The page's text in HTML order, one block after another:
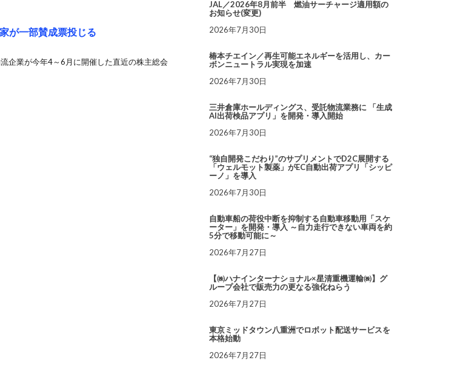
が一部賛成票投じる
企業が今年4～6月に開催した直近の株主総会
JAL／2026年8月前半 燃油サーチャージ適用額の
お知らせ(変更)
2026年7月30日
椿本チエイン／再生可能エネルギーを活用し、カー
ボンニュートラル実現を加速
2026年7月30日
三井倉庫ホールディングス、受託物流業務に 「生成
AI出荷検品アプリ」を開発・導入開始
2026年7月30日
“独自開発こだわり”のサプリメントでD2C展開する
「ウェルモット製薬」がEC自動出荷アプリ「シッピ
ーノ」を導入
2026年7月30日
自動車船の荷役中断を抑制する自動車移動用「スケ
ーター」を開発・導入 ～自力走行できない車両を約
5分で移動可能に～
2026年7月27日
【㈱ハナインターナショナル×星清重機運輸㈱】グ
ループ会社で販売力の更なる強化ねらう
2026年7月27日
東京ミッドタウン八重洲でロボット配送サービスを
本格始動
2026年7月27日